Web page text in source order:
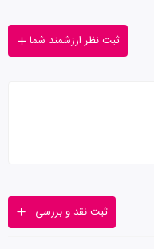
ثبت نظر ارزشمند شما
ثبت نقد و بررسی